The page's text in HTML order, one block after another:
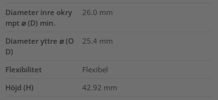
Diameter inre okry
mpt ⌀ (D) min.
26.0 mm
Diameter yttre ⌀ (O
D)
25.4 mm
Flexibilitet
Flexibel
Höjd (H)
42.92 mm